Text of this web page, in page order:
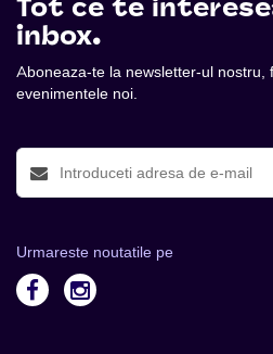
Tot ce te
inbox.
Aboneaza-te la newsletter-ul nostru,
evenimentele noi.
Urmareste noutatile pe